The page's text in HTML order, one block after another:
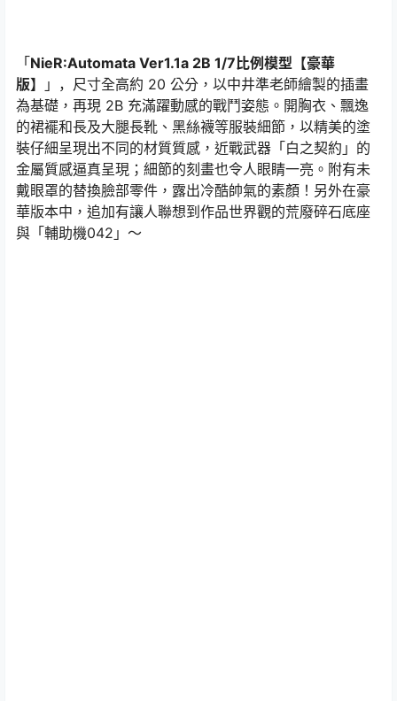
「NieR:Automata Ver1.1a 2B 1/7比例模型【豪華
版】
」，尺寸全高約 20 公分，以中井準老師繪製的插畫
為基礎，再現 2B 充滿躍動感的戰鬥姿態。開胸衣、飄逸
的裙襬和長及大腿長靴、黑絲襪等服裝細節，以精美的塗
裝仔細呈現出不同的材質質感，近戰武器「白之契約」的
金屬質感逼真呈現；細節的刻畫也令人眼睛一亮。附有未
戴眼罩的替換臉部零件，露出冷酷帥氣的素顏！另外在豪
華版本中，追加有讓人聯想到作品世界觀的荒廢碎石底座
與「輔助機042」～